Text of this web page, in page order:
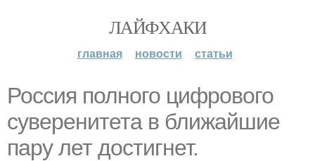
ЛАЙФХАКИ
главная новости статьи
Россия полного цифрового
суверенитета в ближайшие
пару лет достигнет.